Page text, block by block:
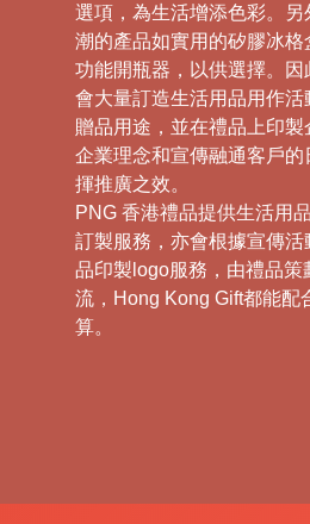
選項，為生活增添色彩。
潮的產品如實用的矽膠冰格
功能開瓶器，以供選擇。
會大量訂造生活用品用作
贈品用途，並在禮品上印
企業理念和宣傳融通客戶的
揮推廣之效。
PNG 香港禮品提供生活用
訂製服務，亦會根據宣傳活
品印製logo服務，由禮品策
流，Hong Kong Gift都能配
算。